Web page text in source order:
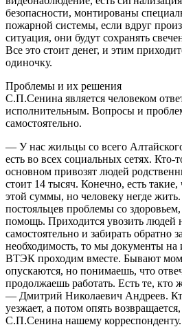
безопасности, монтированы
пожарной системы, если вдруг
ситуация, они будут сохранять
Все это стоит денег, и этим
одиночку.
Проблемы и их решения
С.П.Сенина является человеком
исполнительным. Вопросы и
самостоятельно.
— У нас жильцы со всего
есть во всех социальных сетях. Кто-
основном привозят людей
стоит 14 тысяч. Конечно, есть
этой суммы, но человеку негде
постояльцев проблемы со
помощь. Приходится увозить людей
самостоятельно и забирать обратно
необходимость, то мы документы на
ВТЭК проходим вместе. Бывают
опускаются, но понимаешь, что
продолжаешь работать. Есть те, кто
— Дмитрий Николаевич Андреев.
уезжает, а потом опять
С.П.Сенина нашему корреспонденту.